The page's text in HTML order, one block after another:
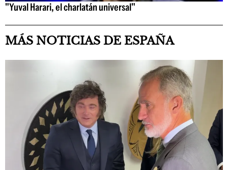
"Yuval Harari, el charlatán universal"
MÁS NOTICIAS DE ESPAÑA